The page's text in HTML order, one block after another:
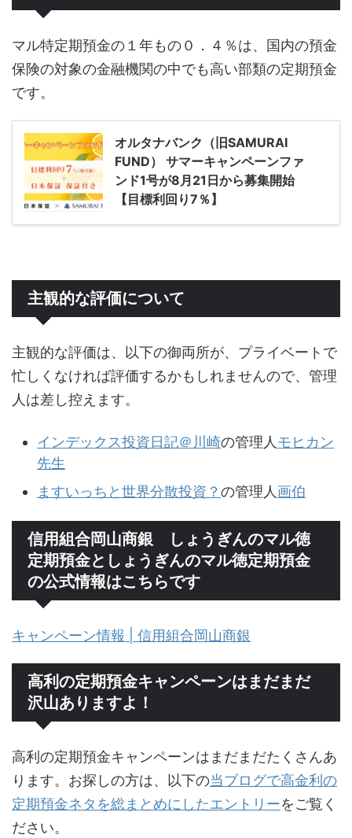
マル特定期預金の１年もの０．４％は、国内の預金
保険の対象の金融機関の中でも高い部類の定期預金
です。
オルタナバンク（旧SAMURAI
FUND） サマーキャンペーンファ
ンド1号が8月21日から募集開始
【目標利回り7％】
主観的な評価について
主観的な評価は、以下の御両所が、プライベートで
忙しくなければ評価するかもしれませんので、管理
人は差し控えます。
インデックス投資日記＠川崎の管理人 モヒカン
先生
ますいっちと世界分散投資？ の管理人 画伯
信用組合岡山商銀 しょうぎんのマル徳
定期預金としょうぎんのマル徳定期預金
の公式情報はこちらです
キャンペーン情報 | 信用組合岡山商銀
高利の定期預金キャンペーンはまだまだ
沢山ありますよ！
高利の定期預金キャンペーンはまだまだたくさんあ
ります。お探しの方は、以下の当ブログで高金利の
定期預金ネタを総まとめにしたエントリーをご覧く
ださい。